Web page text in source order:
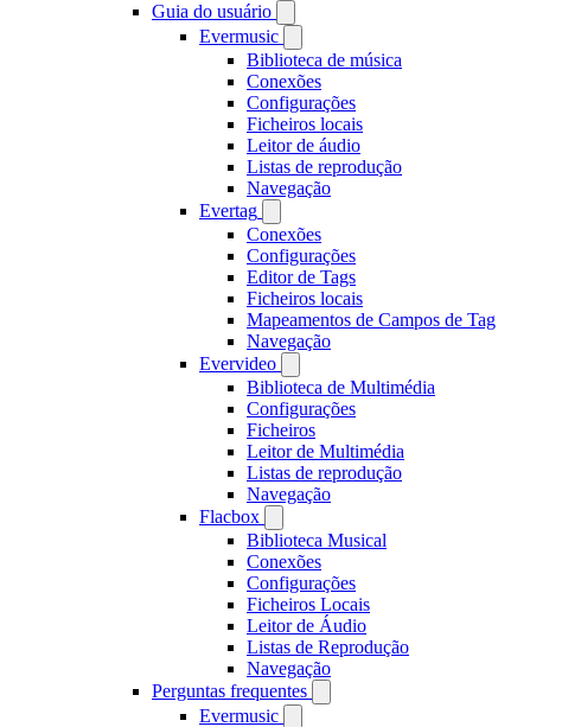
Guia do usuário
Evermusic
Biblioteca de música
Conexões
Configurações
Ficheiros locais
Leitor de áudio
Listas de reprodução
Navegação
Evertag
Conexões
Configurações
Editor de Tags
Ficheiros locais
Mapeamentos de Campos de Tag
Navegação
Evervideo
Biblioteca de Multimédia
Configurações
Ficheiros
Leitor de Multimédia
Listas de reprodução
Navegação
Flacbox
Biblioteca Musical
Conexões
Configurações
Ficheiros Locais
Leitor de Áudio
Listas de Reprodução
Navegação
Perguntas frequentes
Evermusic